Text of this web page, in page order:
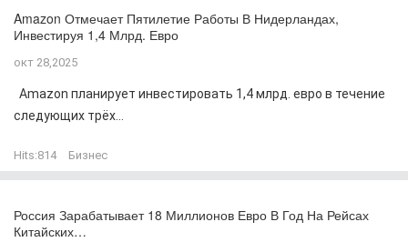
Amazon Отмечает Пятилетие Работы В Нидерландах,
Инвестируя 1,4 Млрд. Евро
окт 28,2025
Amazon планирует инвестировать 1,4 млрд. евро в течение
следующих трёх...
Hits:814 Бизнес
Россия Зарабатывает 18 Миллионов Евро В Год На Рейсах
Китайских…